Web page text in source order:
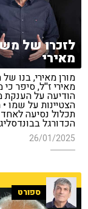
לזכרו של
מאירי
מורן מאירי, בנו
מאירי ז''ל, סיפר
הודיעה על הענקת
הצטיינות על שמו
תכלול נסיעה
הכדורגל
26/01/2025
ספורט